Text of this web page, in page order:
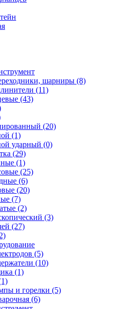
шарниры (8)
(11)
(43)
(20)
(1)
ударный (0)
(29)
(1)
(25)
(6)
(20)
(7)
(2)
(3)
(27)
(5)
(10)
(1)
и горелки (5)
(6)